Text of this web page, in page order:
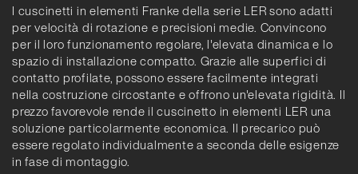
I cuscinetti in elementi Franke della serie LER sono adatti
per velocità di rotazione e precisioni medie. Convincono
per il loro funzionamento regolare, l'elevata dinamica e lo
spazio di installazione compatto. Grazie alle superfici di
contatto profilate, possono essere facilmente integrati
nella costruzione circostante e offrono un'elevata rigidità. Il
prezzo favorevole rende il cuscinetto in elementi LER una
soluzione particolarmente economica. Il precarico può
essere regolato individualmente a seconda delle esigenze
in fase di montaggio.